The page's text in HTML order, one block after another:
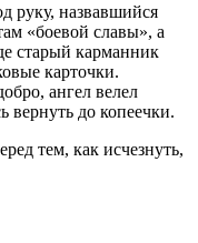
руку, назвавшийся
«боевой славы», а
старый карманник
карточки.
ангел велел
вернуть до копеечки.
тем, как исчезнуть,